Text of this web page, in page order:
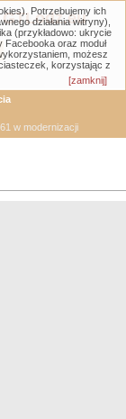
w modernizacji
Potrzebujemy ich
działania witryny),
(przykładowo: ukrycie
Facebooka oraz moduł
możesz
korzystając z
[zamknij]